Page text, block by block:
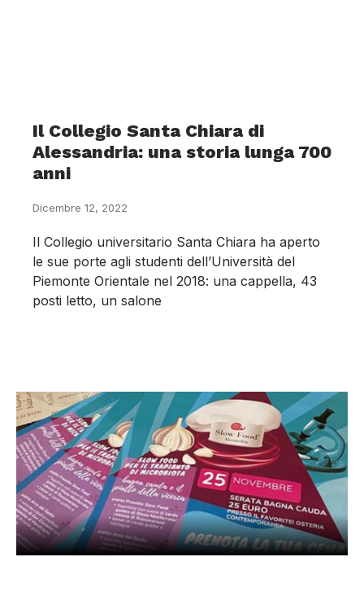
Il Collegio Santa Chiara di
Alessandria: una storia lunga 700
anni
Dicembre 12, 2022
Il Collegio universitario Santa Chiara ha aperto
le sue porte agli studenti dell’Università del
Piemonte Orientale nel 2018: una cappella, 43
posti letto, un salone